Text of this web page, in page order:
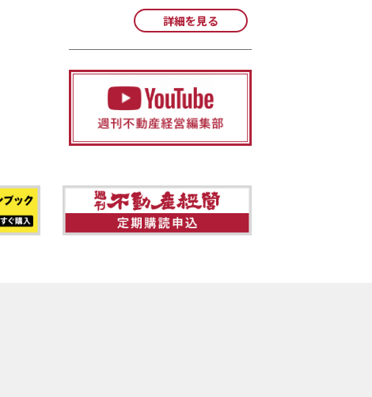
詳細を見る